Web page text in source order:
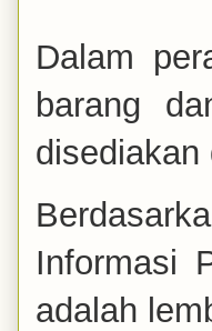
Dalam
barang
disediakan
Informasi
adalah